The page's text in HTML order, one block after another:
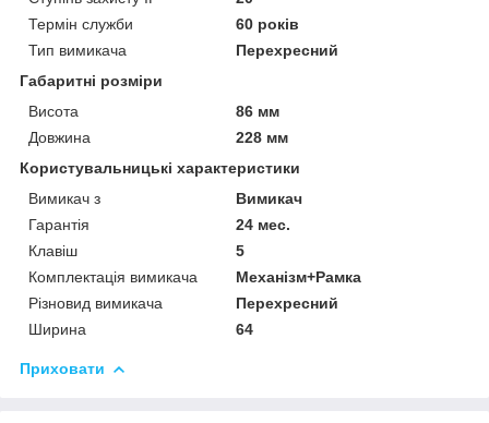
Термін служби
60 років
Тип вимикача
Перехресний
Габаритні розміри
Висота
86 мм
Довжина
228 мм
Користувальницькі характеристики
Вимикач з
Вимикач
Гарантія
24 мес.
Клавіш
5
Комплектація вимикача
Механізм+Рамка
Різновид вимикача
Перехресний
Ширина
64
Приховати